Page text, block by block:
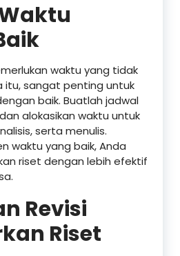
waktu yang tidak
itu, sangat penting untuk
baik. Buatlah jadwal
alokasikan waktu untuk
serta menulis.
waktu yang baik, Anda
riset dengan lebih efektif
Revisi
Riset